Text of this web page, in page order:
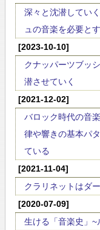
深々と沈潜してい
ュの音楽を必要と
[2023-10-10]
クナッパーツブッ
潜させていく
[2021-12-02]
バロック時代の音
律や響きの基本パ
ている
[2021-11-04]
クラリネットはダ
[2020-07-09]
生ける「音楽史」~